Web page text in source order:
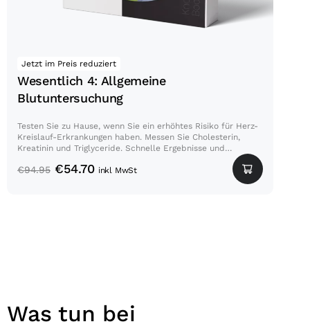
Jetzt im Preis reduziert
Wesentlich 4: Allgemeine
Blutuntersuchung
Testen Sie zu Hause, wenn Sie ein erhöhtes Risiko für Herz-
Kreislauf-Erkrankungen haben. Messen Sie Cholesterin,
Kreatinin und Triglyceride. Schnelle Ergebnisse und
€94.95 €54.70 inkl MwSt
Was tun bei